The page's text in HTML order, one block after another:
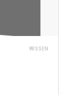
WISSEN